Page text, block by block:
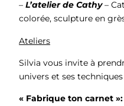
– L’atelier de Cathy–
colorée, sculpture en
Ateliers
Silvia vous invite à
univers et ses
« Fabrique ton carnet »: